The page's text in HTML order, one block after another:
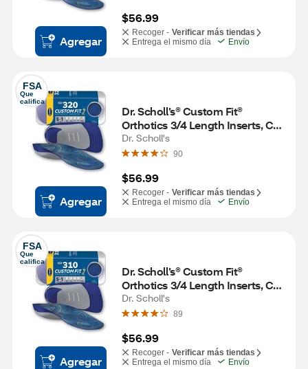
Agregar
$56.99
Recoger - Verificar más tiendas
Entrega el mismo día
Envío
FSA
Que
califica
Agregar
Dr. Scholl’s® Custom Fit®
Orthotics 3/4 Length Inserts, CF
320, Insoles Fit Men & Womens
Shoes
Dr. Scholl's
90
$56.99
Recoger - Verificar más tiendas
Entrega el mismo día
Envío
FSA
Que
califica
Agregar
Dr. Scholl’s® Custom Fit®
Orthotics 3/4 Length Inserts, CF
310, Insoles Fit Men & Womens
Shoes
Dr. Scholl's
89
$56.99
Recoger - Verificar más tiendas
Entrega el mismo día
Envío